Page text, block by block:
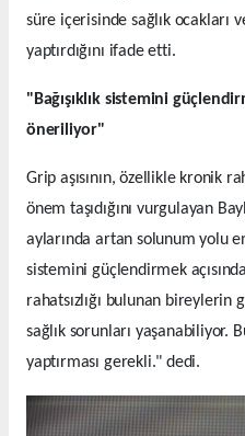
süre içerisinde sağlık ocakları
yaptırdığını ifade etti.
"Bağışıklık sistemini
öneriliyor"
Grip aşısının, özellikle kronik
önem taşıdığını vurgulayan
aylarında artan solunum yolu
sistemini güçlendirmek
rahatsızlığı bulunan
sağlık sorunları yaşanabiliyor.
yaptırması gerekli." dedi.